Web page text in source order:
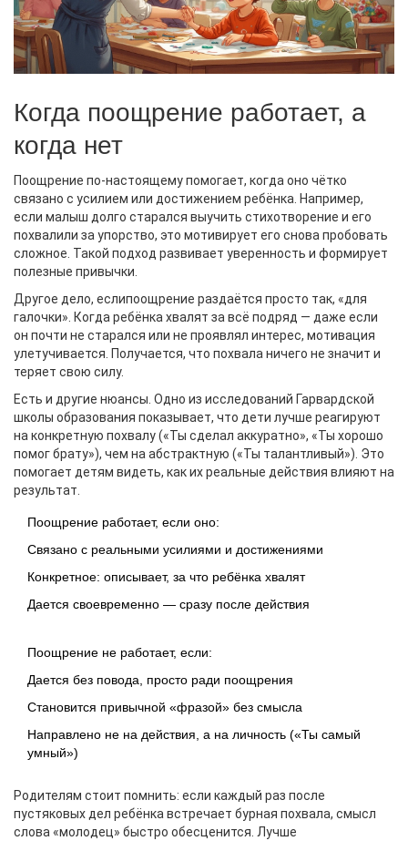
Когда поощрение работает, а
когда нет
Поощрение по-настоящему помогает, когда оно чётко
связано с усилием или достижением ребёнка. Например,
если малыш долго старался выучить стихотворение и его
похвалили за упорство, это мотивирует его снова пробовать
сложное. Такой подход развивает уверенность и формирует
полезные привычки.
Другое дело, еслипоощрение раздаётся просто так, «для
галочки». Когда ребёнка хвалят за всё подряд — даже если
он почти не старался или не проявлял интерес, мотивация
улетучивается. Получается, что похвала ничего не значит и
теряет свою силу.
Есть и другие нюансы. Одно из исследований Гарвардской
школы образования показывает, что дети лучше реагируют
на конкретную похвалу («Ты сделал аккуратно», «Ты хорошо
помог брату»), чем на абстрактную («Ты талантливый»). Это
помогает детям видеть, как их реальные действия влияют на
результат.
Поощрение работает, если оно:
Связано с реальными усилиями и достижениями
Конкретное: описывает, за что ребёнка хвалят
Дается своевременно — сразу после действия
Поощрение не работает, если:
Дается без повода, просто ради поощрения
Становится привычной «фразой» без смысла
Направлено не на действия, а на личность («Ты самый
умный»)
Родителям стоит помнить: если каждый раз после
пустяковых дел ребёнка встречает бурная похвала, смысл
слова «молодец» быстро обесценится. Лучше